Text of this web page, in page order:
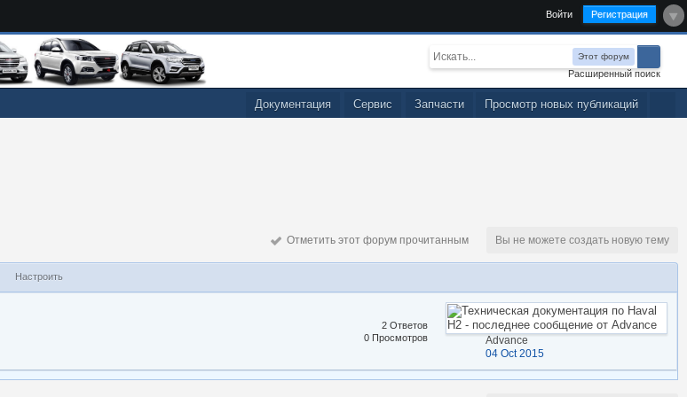
Войти Регистрация
Этот форум
Расширенный поиск
Просмотр новых публикаций
Запчасти
Сервис
Документация
Вы не можете создать новую тему
Отметить этот форум прочитанным
Настроить
2 Ответов
0 Просмотров
Advance
04 Oct 2015